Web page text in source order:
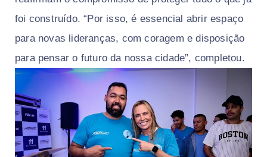
foi construído. “Por isso, é essencial abrir espaço
para novas lideranças, com coragem e disposição
para pensar o futuro da nossa cidade”, completou.